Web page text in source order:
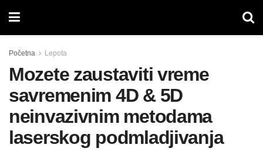
Početna Lepota
Mozete zaustaviti vreme
savremenim 4D & 5D
neinvazivnim metodama
laserskog podmladjivanja